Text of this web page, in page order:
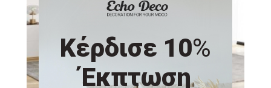
Κέρδισε 10%
Έκπτωση